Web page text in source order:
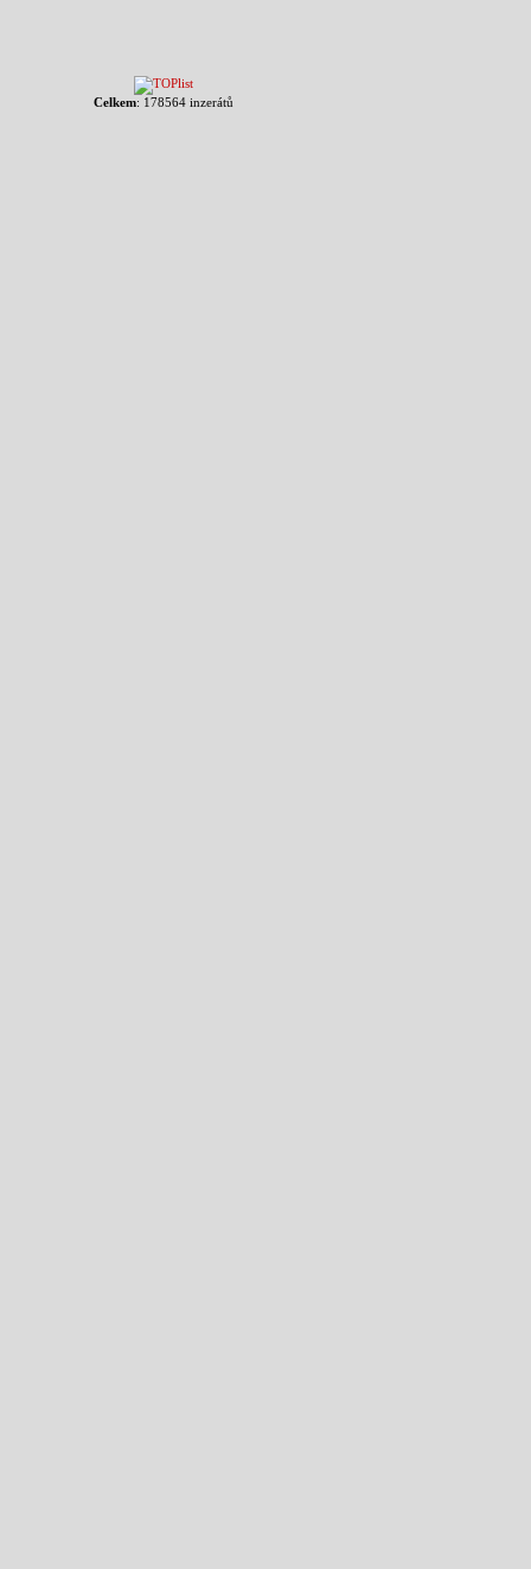
Celkem: 178564 inzerátů